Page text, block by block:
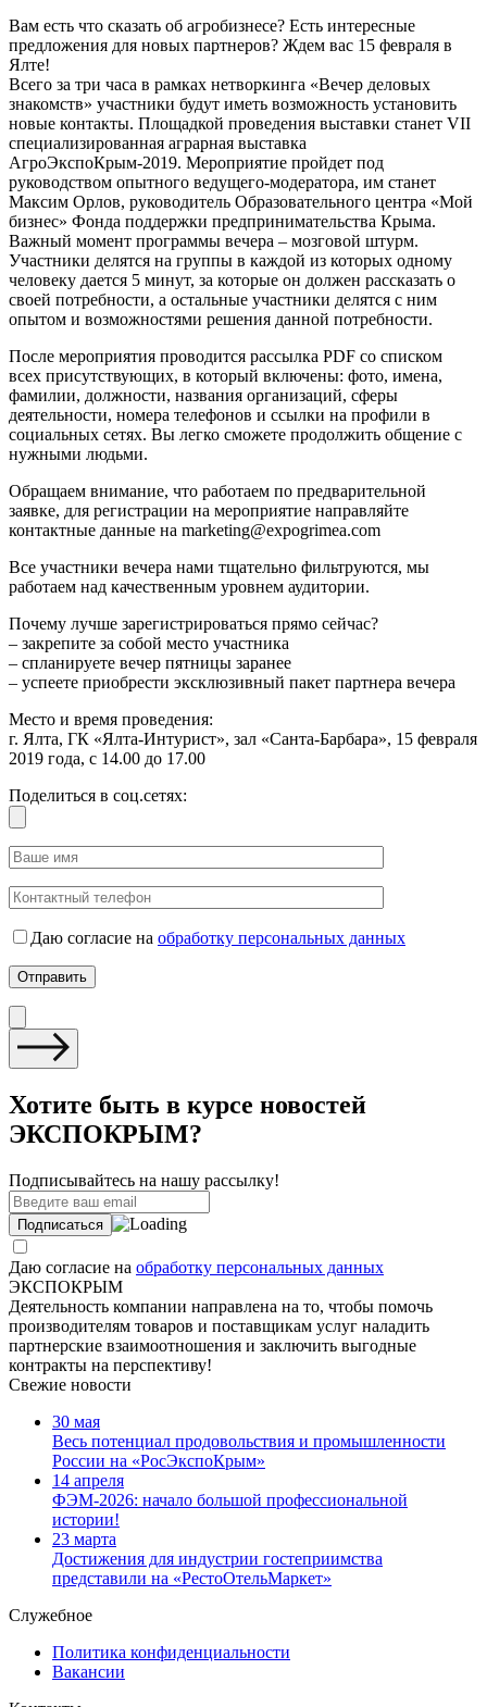
Вам есть что сказать об агробизнесе? Есть интересные
предложения для новых партнеров? Ждем вас 15 февраля в
Ялте!
Всего за три часа в рамках нетворкинга «Вечер деловых
знакомств» участники будут иметь возможность установить
новые контакты. Площадкой проведения выставки станет VII
специализированная аграрная выставка
АгроЭкспоКрым-2019. Мероприятие пройдет под
руководством опытного ведущего-модератора, им станет
Максим Орлов, руководитель Образовательного центра «Мой
бизнес» Фонда поддержки предпринимательства Крыма.
Важный момент программы вечера – мозговой штурм.
Участники делятся на группы в каждой из которых одному
человеку дается 5 минут, за которые он должен рассказать о
своей потребности, а остальные участники делятся с ним
опытом и возможностями решения данной потребности.
После мероприятия проводится рассылка PDF со списком
всех присутствующих, в который включены: фото, имена,
фамилии, должности, названия организаций, сферы
деятельности, номера телефонов и ссылки на профили в
социальных сетях. Вы легко сможете продолжить общение с
нужными людьми.
Обращаем внимание, что работаем по предварительной
заявке, для регистрации на мероприятие направляйте
контактные данные на marketing@expogrimea.com
Все участники вечера нами тщательно фильтруются, мы
работаем над качественным уровнем аудитории.
Почему лучше зарегистрироваться прямо сейчас?
– закрепите за собой место участника
– спланируете вечер пятницы заранее
– успеете приобрести эксклюзивный пакет партнера вечера
Место и время проведения:
г. Ялта, ГК «Ялта-Интурист», зал «Санта-Барбара», 15 февраля
2019 года, с 14.00 до 17.00
Поделиться в соц.сетях:
Даю согласие на обработку персональных данных
Хотите быть в курсе новостей
ЭКСПОКРЫМ?
Подписывайтесь на нашу рассылку!
Даю согласие на обработку персональных данных
ЭКСПОКРЫМ
Деятельность компании направлена на то, чтобы помочь
производителям товаров и поставщикам услуг наладить
партнерские взаимоотношения и заключить выгодные
контракты на перспективу!
Свежие новости
30 мая
Весь потенциал продовольствия и промышленности
России на «РосЭкспоКрым»
14 апреля
ФЭМ-2026: начало большой профессиональной
истории!
23 марта
Достижения для индустрии гостеприимства
представили на «РестоОтельМаркет»
Служебное
Политика конфиденциальности
Вакансии